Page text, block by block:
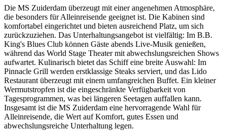
Die MS Zuiderdam überzeugt mit einer angenehmen Atmosphäre,
die besonders für Alleinreisende geeignet ist. Die Kabinen sind
komfortabel eingerichtet und bieten ausreichend Platz, um sich
zurückzuziehen. Das Unterhaltungsangebot ist vielfältig: Im B.B.
King's Blues Club können Gäste abends Live-Musik genießen,
während das World Stage Theater mit abwechslungsreichen Shows
aufwartet. Kulinarisch bietet das Schiff eine breite Auswahl: Im
Pinnacle Grill werden erstklassige Steaks serviert, und das Lido
Restaurant überzeugt mit einem umfangreichen Buffet. Ein kleiner
Wermutstropfen ist die eingeschränkte Verfügbarkeit von
Tagesprogrammen, was bei längeren Seetagen auffallen kann.
Insgesamt ist die MS Zuiderdam eine hervorragende Wahl für
Alleinreisende, die Wert auf Komfort, gutes Essen und
abwechslungsreiche Unterhaltung legen.